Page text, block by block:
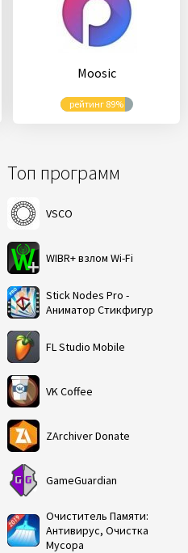
Топ программ
VSCO
WIBR+ взлом Wi-Fi
Stick Nodes Pro -
Аниматор Стикфигур
FL Studio Mobile
VK Coffee
ZArchiver Donate
GameGuardian
Очиститель Памяти:
Антивирус, Очистка
Мусора
Moosic
рейтинг 89%